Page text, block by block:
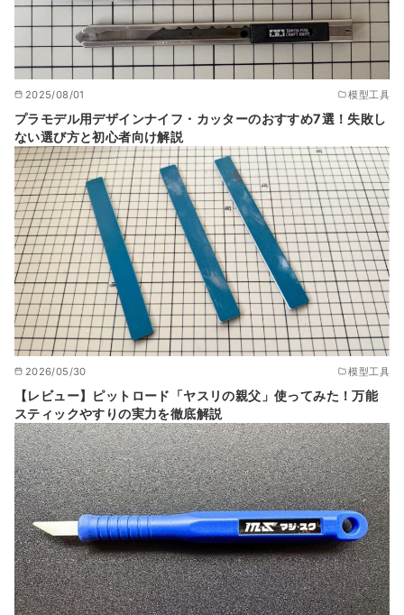
2025/08/01 模型工具
プラモデル用デザインナイフ・カッターのおすすめ7選！失敗し
ない選び方と初心者向け解説
2026/05/30 模型工具
【レビュー】ピットロード「ヤスリの親父」使ってみた！万能
スティックやすりの実力を徹底解説